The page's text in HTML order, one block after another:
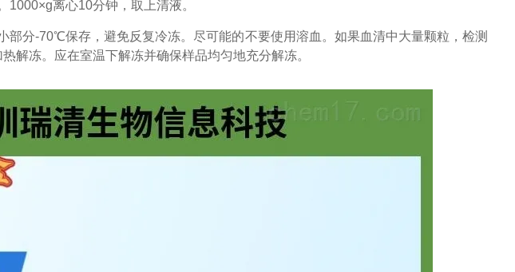
离心10分钟，取上清液。
部分-70℃保存，避免反复冷冻。尽可能的不要使用溶血。如果血清中大量颗粒，检测
解冻。应在室温下解冻并确保样品均匀地充分解冻。